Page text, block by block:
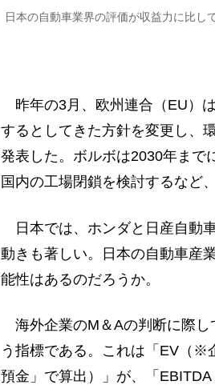
日本の自動車業界の評価が収益力に比し
昨年の3月、欧州連合（EU）
するとしてきた方針を変更し、
発表した。ボルボは2030年まで
国内の工場閉鎖を検討するなど
日本では、ホンダと日産自動
動きも著しい。日本の自動車産
能性はあるのだろうか。
海外企業のM＆Aの判断に際し
う指標である。これは「EV（※
預金」で算出）」が、「